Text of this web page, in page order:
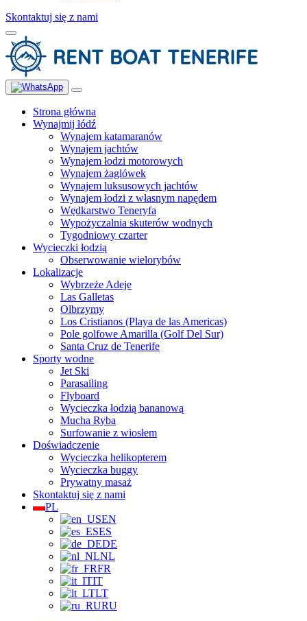
Skontaktuj się z nami
Strona główna
Wynajmij łódź
Wynajem katamaranów
Wynajem jachtów
Wynajem łodzi motorowych
Wynajem żaglówek
Wynajem luksusowych jachtów
Wynajem łodzi z własnym napędem
Wędkarstwo Teneryfa
Wypożyczalnia skuterów wodnych
Tygodniowy czarter
Wycieczki łodzią
Obserwowanie wielorybów
Lokalizacje
Wybrzeże Adeje
Las Galletas
Olbrzymy
Los Cristianos (Playa de las Americas)
Pole golfowe Amarilla (Golf Del Sur)
Santa Cruz de Tenerife
Sporty wodne
Jet Ski
Parasailing
Flyboard
Wycieczka łodzią bananową
Mucha Ryba
Surfowanie z wiosłem
Doświadczenie
Wycieczka helikopterem
Wycieczka buggy
Prywatny masaż
Skontaktuj się z nami
PL
EN
ES
DE
NL
FR
IT
LT
RU